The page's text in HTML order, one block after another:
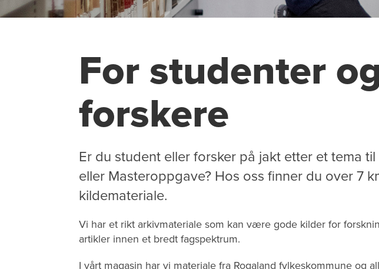
For studenter
forskere
Er du student eller forsker på jakt etter et tema
eller Masteroppgave? Hos oss finner du over 7
kildemateriale.
Vi har et rikt arkivmateriale som kan være gode kilder for
artikler innen et bredt fagspektrum.
I vårt magasin har vi materiale fra Rogaland fylkeskommune og